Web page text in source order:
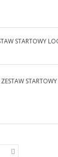
STARTOWY